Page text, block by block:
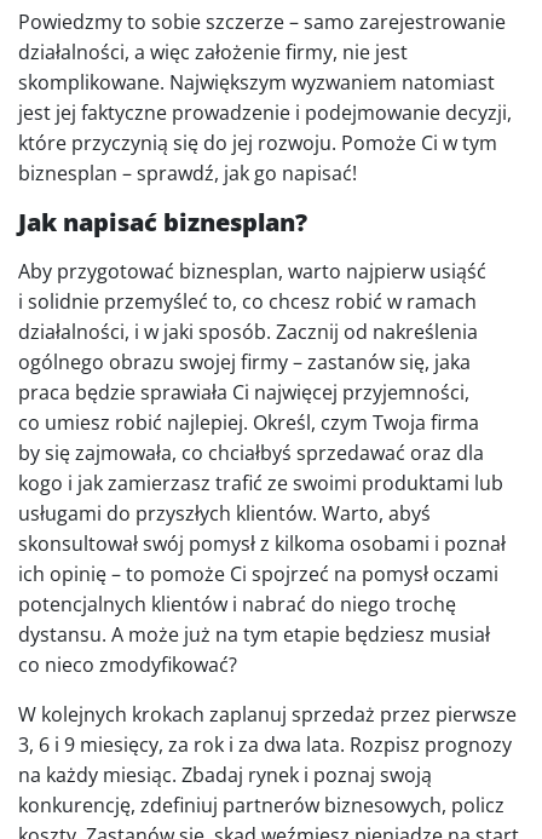
Powiedzmy to sobie szczerze – samo zarejestrowanie
działalności, a więc założenie firmy, nie jest
skomplikowane. Największym wyzwaniem natomiast
jest jej faktyczne prowadzenie i podejmowanie decyzji,
które przyczynią się do jej rozwoju. Pomoże Ci w tym
biznesplan – sprawdź, jak go napisać!
Jak napisać biznesplan?
Aby przygotować biznesplan, warto najpierw usiąść
i solidnie przemyśleć to, co chcesz robić w ramach
działalności, i w jaki sposób. Zacznij od nakreślenia
ogólnego obrazu swojej firmy – zastanów się, jaka
praca będzie sprawiała Ci najwięcej przyjemności,
co umiesz robić najlepiej. Określ, czym Twoja firma
by się zajmowała, co chciałbyś sprzedawać oraz dla
kogo i jak zamierzasz trafić ze swoimi produktami lub
usługami do przyszłych klientów. Warto, abyś
skonsultował swój pomysł z kilkoma osobami i poznał
ich opinię – to pomoże Ci spojrzeć na pomysł oczami
potencjalnych klientów i nabrać do niego trochę
dystansu. A może już na tym etapie będziesz musiał
co nieco zmodyfikować?
W kolejnych krokach zaplanuj sprzedaż przez pierwsze
3, 6 i 9 miesięcy, za rok i za dwa lata. Rozpisz prognozy
na każdy miesiąc. Zbadaj rynek i poznaj swoją
konkurencję, zdefiniuj partnerów biznesowych, policz